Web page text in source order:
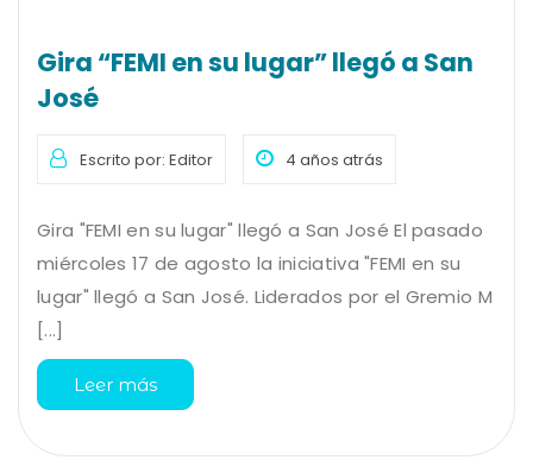
Gira “FEMI en su lugar” llegó a San
José
Escrito por: Editor 4 años atrás
Gira "FEMI en su lugar" llegó a San José El pasado
miércoles 17 de agosto la iniciativa "FEMI en su
lugar" llegó a San José. Liderados por el Gremio M
[...]
Leer más